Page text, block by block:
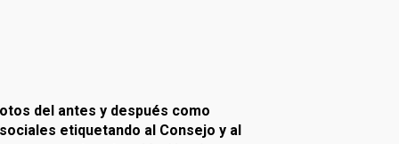
del antes y después como
etiquetando al Consejo y al